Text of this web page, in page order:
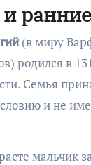
(в миру
родился в
Семья
и не
мальчик